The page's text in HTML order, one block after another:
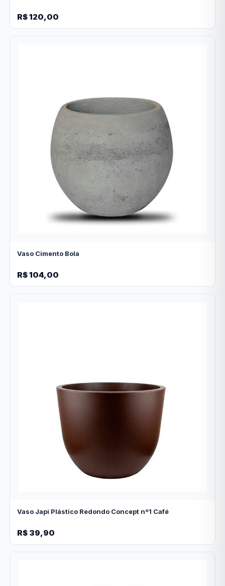
R$ 120,00
Vaso Cimento Bola
R$ 104,00
Vaso Japi Plástico Redondo Concept nº1 Café
R$ 39,90